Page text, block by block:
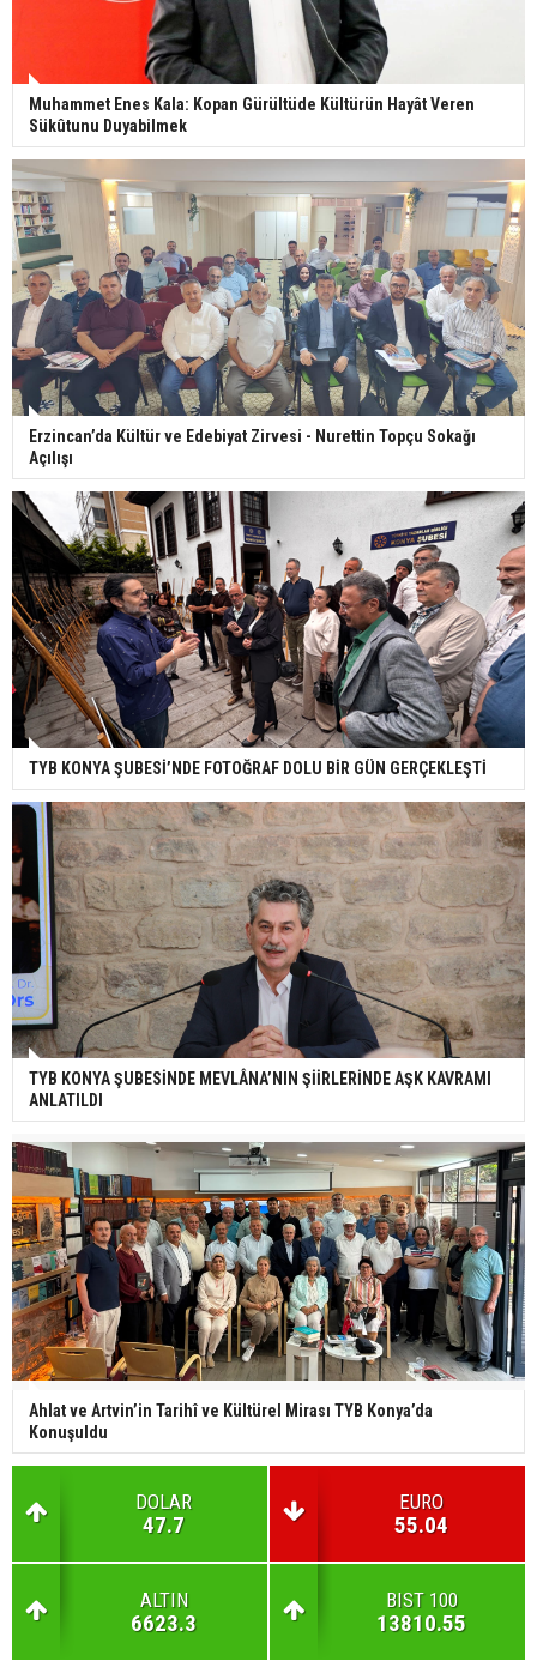
Muhammet Enes Kala: Kopan Gürültüde Kültürün Hayât Veren
Sükûtunu Duyabilmek
Erzincan’da Kültür ve Edebiyat Zirvesi - Nurettin Topçu Sokağı
Açılışı
TYB KONYA ŞUBESİ’NDE FOTOĞRAF DOLU BİR GÜN GERÇEKLEŞTİ
TYB KONYA ŞUBESİNDE MEVLÂNA’NIN ŞİİRLERİNDE AŞK KAVRAMI
ANLATILDI
Ahlat ve Artvin’in Tarihî ve Kültürel Mirası TYB Konya’da
Konuşuldu
DOLAR
47.7
EURO
55.04
ALTIN
6623.3
BIST 100
13810.55